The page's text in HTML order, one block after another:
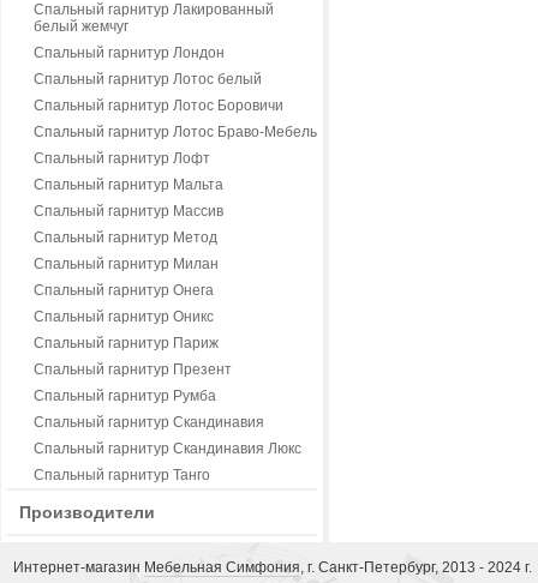
Спальный гарнитур Лакированный
белый жемчуг
Спальный гарнитур Лондон
Спальный гарнитур Лотос белый
Спальный гарнитур Лотос Боровичи
Спальный гарнитур Лотос Браво-Мебель
Спальный гарнитур Лофт
Спальный гарнитур Мальта
Спальный гарнитур Массив
Спальный гарнитур Метод
Спальный гарнитур Милан
Спальный гарнитур Онега
Спальный гарнитур Оникс
Спальный гарнитур Париж
Спальный гарнитур Презент
Спальный гарнитур Румба
Спальный гарнитур Скандинавия
Спальный гарнитур Скандинавия Люкс
Спальный гарнитур Танго
Производители
Интернет-магазин Мебельная Симфония, г. Санкт-Петербург, 2013 - 2024 г.